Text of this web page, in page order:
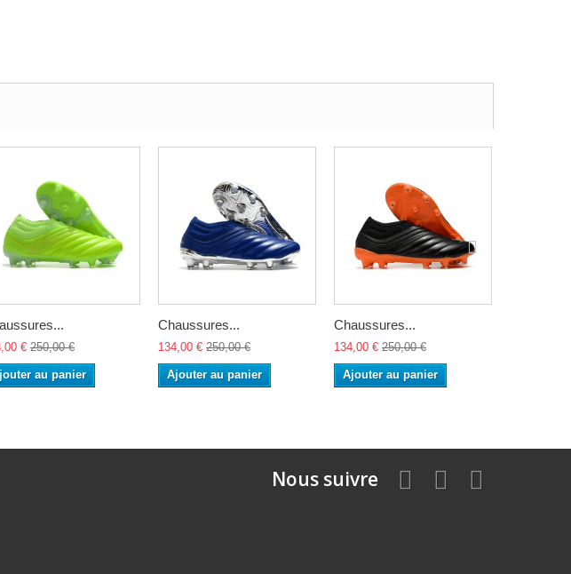
€ 250,00 €
au panier
Chaussures...
134,00 € 250,00 €
Ajouter au panier
Chaussures...
134,00 € 250,00 €
Ajouter au panier
Nous suivre